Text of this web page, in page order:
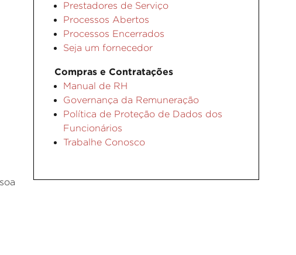
Prestadores de Serviço
Processos Abertos
Processos Encerrados
Seja um fornecedor
Compras e Contratações
Manual de RH
Governança da Remuneração
Política de Proteção de Dados dos
Funcionários
Trabalhe Conosco